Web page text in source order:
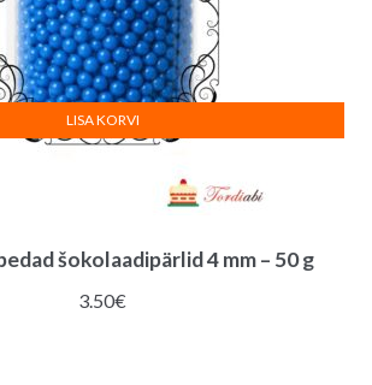
šokolaadipärlid 4 mm – 50 g
3.50€
LISA KORVI